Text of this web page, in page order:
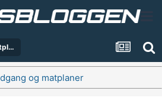
Vektnedgang og matplaner
og matplaner